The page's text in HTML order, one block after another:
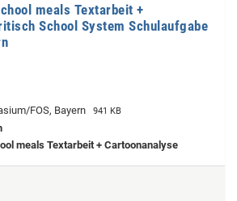
meals Textarbeit +
School System Schulaufgabe
FOS, Bayern 941 KB
meals Textarbeit + Cartoonanalyse